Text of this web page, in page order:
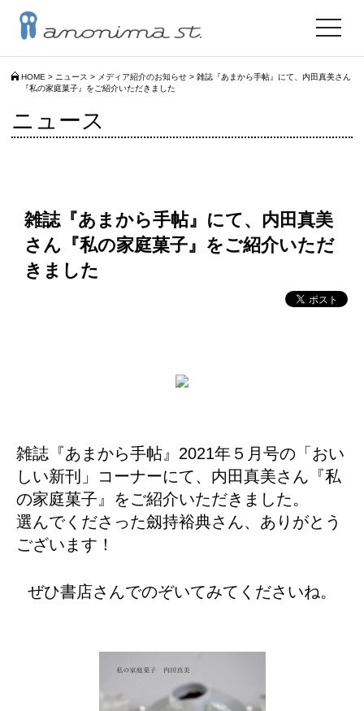
HOME > ニュース > メディア紹介のお知らせ > 雑誌『あまから手帖』にて、内田真美さん
『私の家庭菓子』をご紹介いただきました
toggle
ニュース
雑誌『あまから手帖』にて、内田真美
さん『私の家庭菓子』をご紹介いただ
きました
雑誌『あまから手帖』2021年５月号の「おい
しい新刊」コーナーにて、内田真美さん『私
の家庭菓子』をご紹介いただきました。
選んでくださった劔持裕典さん、ありがとう
ございます！
ぜひ書店さんでのぞいてみてくださいね。